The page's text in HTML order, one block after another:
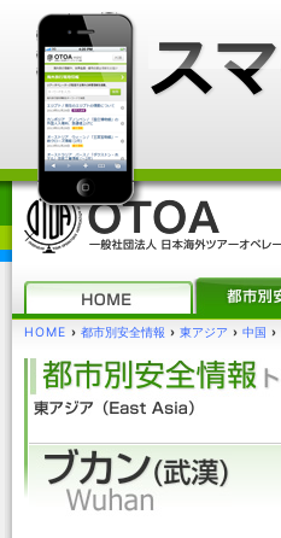
HOME › 都市別安全情報 › 東アジア › 中国 ›